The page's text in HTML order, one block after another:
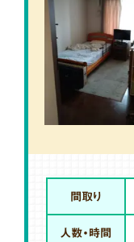
間取り
人数・時間